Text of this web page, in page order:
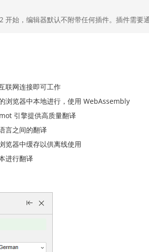
开始，编辑器默认不附带任何插件。插件需要
联网连接即可工作
浏览器中本地进行，使用 WebAssembly
引擎提供高质量翻译
言之间的翻译
览器中缓存以供离线使用
进行翻译